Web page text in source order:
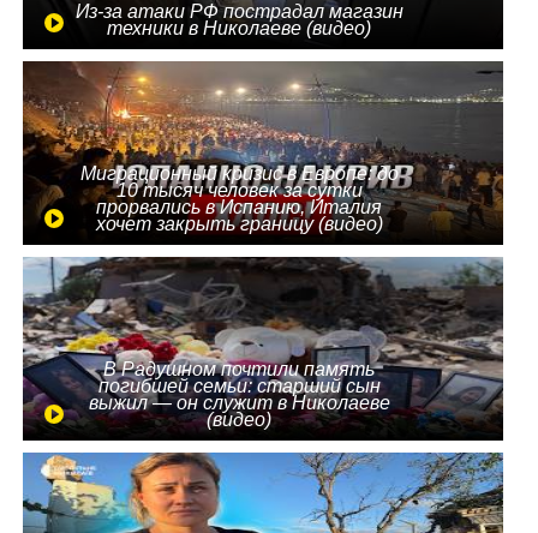
Из-за атаки РФ пострадал магазин
техники в Николаеве (видео)
Миграционный кризис в Европе: до
10 тысяч человек за сутки
прорвались в Испанию, Италия
хочет закрыть границу (видео)
В Радушном почтили память
погибшей семьи: старший сын
выжил — он служит в Николаеве
(видео)